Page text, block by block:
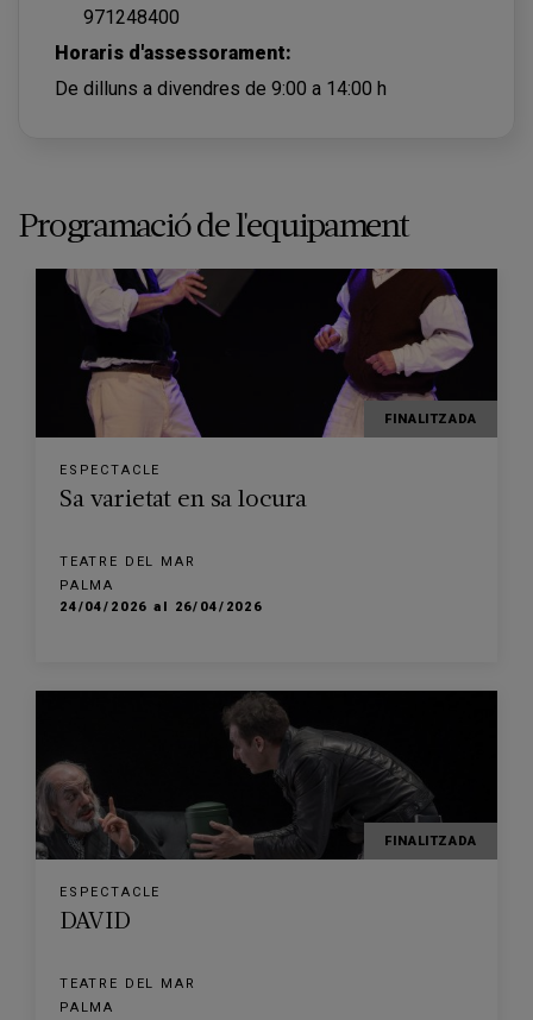
971248400
Horaris d'assessorament:
De dilluns a divendres de 9:00 a 14:00 h
Programació de l'equipament
FINALITZADA
ESPECTACLE
Sa varietat en sa locura
TEATRE DEL MAR
PALMA
24/04/2026 al 26/04/2026
FINALITZADA
ESPECTACLE
DAVID
TEATRE DEL MAR
PALMA